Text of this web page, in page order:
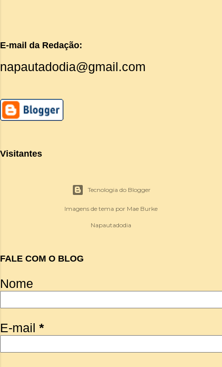
E-mail da Redação:
napautadodia@gmail.com
Visitantes
Tecnologia do Blogger
Imagens de tema por Mae Burke
Napautadodia
FALE COM O BLOG
Nome
E-mail *